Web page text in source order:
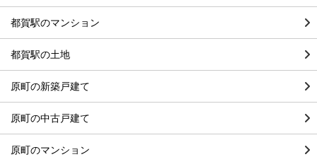
都賀駅のマンション
都賀駅の土地
原町の新築戸建て
原町の中古戸建て
原町のマンション